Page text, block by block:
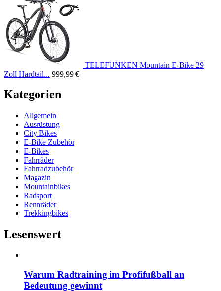
TELEFUNKEN Mountain E-Bike 29
Zoll Hardtail... 999,99 €
Kategorien
Allgemein
Ausrüstung
City Bikes
E-Bike Zubehör
E-Bikes
Fahrräder
Fahrradzubehör
Magazin
Mountainbikes
Radsport
Rennräder
Trekkingbikes
Lesenswert
Warum Radtraining im Profifußball an
Bedeutung gewinnt